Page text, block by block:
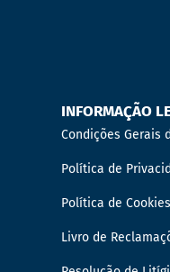
INFORMAÇÃO
Condições Gerais
Política de
Política de Cookies
Livro de